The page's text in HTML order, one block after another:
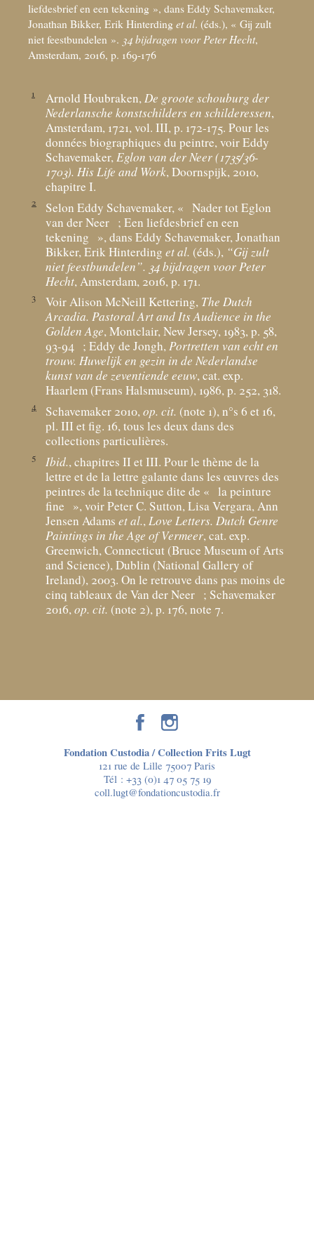
liefdesbrief en een tekening », dans Eddy Schavemaker,
Jonathan Bikker, Erik Hinterdinget al. (éds.), « Gij zult
niet feestbundelen ». 34 bijdragen voor Peter Hecht,
Amsterdam, 2016, p. 169-176
1 Arnold Houbraken,De groote schouburg der
Nederlansche konstschilders en schilderessen,
Amsterdam, 1721, vol. III, p. 172-175. Pour les
données biographiques du peintre, voir Eddy
Schavemaker,Eglon van der Neer (1735/36-
1703). His Life and Work, Doornspijk, 2010,
chapitre I.
2 Selon Eddy Schavemaker, « Nader tot Eglon
van der Neer ; Een liefdesbrief en een
tekening
», dans Eddy Schavemaker, Jonathan
Bikker, Erik Hinterding et al. (éds.), “Gij zult
niet feestbundelen”. 34 bijdragen voor Peter
Hecht, Amsterdam, 2016, p. 171.
3 Voir Alison McNeill Kettering, The Dutch
Arcadia. Pastoral Art and Its Audience in the
Golden Age, Montclair, New Jersey, 1983, p. 58,
93-94 ; Eddy de Jongh,Portretten van echt en
trouw. Huwelijk en gezin in de Nederlandse
kunst van de zeventiende eeuw, cat. exp.
Haarlem (Frans Halsmuseum), 1986, p. 252, 318.
4 Schavemaker 2010,op. cit. (note 1), n°s 6 et 16,
pl. III et fig. 16, tous les deux dans des
collections particulières.
5 Ibid., chapitres II et III. Pour le thème de la
lettre et de la lettre galante dans les œuvres des
peintres de la technique dite de « la peinture
fine
», voir Peter C. Sutton, Lisa Vergara, Ann
Jensen Adams et al., Love Letters. Dutch Genre
Paintings in the Age of Vermeer, cat. exp.
Greenwich, Connecticut (Bruce Museum of Arts
and Science), Dublin (National Gallery of
Ireland), 2003. On le retrouve dans pas moins de
cinq tableaux de Van der Neer ; Schavemaker
2016, op. cit. (note 2), p. 176, note 7.
Fondation Custodia / Collection Frits Lugt
121 rue de Lille 75007 Paris
Tél : +33 (0)1 47 05 75 19
coll.lugt@fondationcustodia.fr